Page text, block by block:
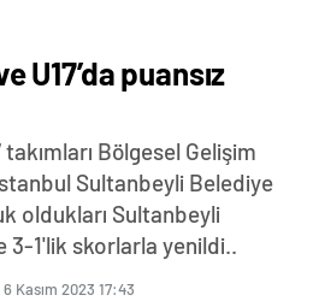
U17’da puansız
Bölgesel Gelişim
Sultanbeyli Belediye
oldukları Sultanbeyli
3-1'lik skorlarla yenildi..
6 Kasım 2023 17:43